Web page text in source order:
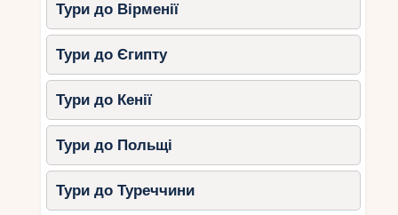
Тури до Вірменії
Тури до Єгипту
Тури до Кенії
Тури до Польщі
Тури до Туреччини